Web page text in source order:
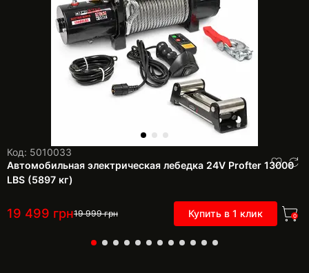
Код: 5010033
Автомобильная электрическая лебедка 24V Profter 13000
LBS (5897 кг)
19 499 грн19 999грн Купить в 1 клик 0